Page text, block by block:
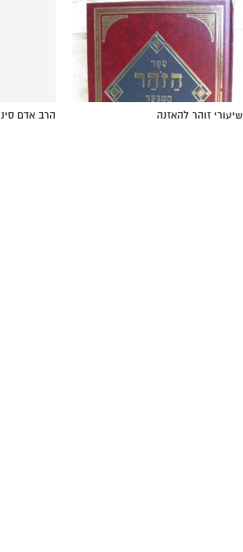
הרב אדם שיעורי זוהר להאזנה